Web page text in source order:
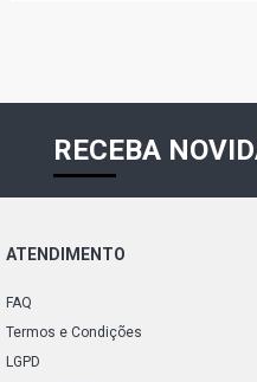
RECEBA
ATENDIMENTO
FAQ
Termos e Condições
LGPD